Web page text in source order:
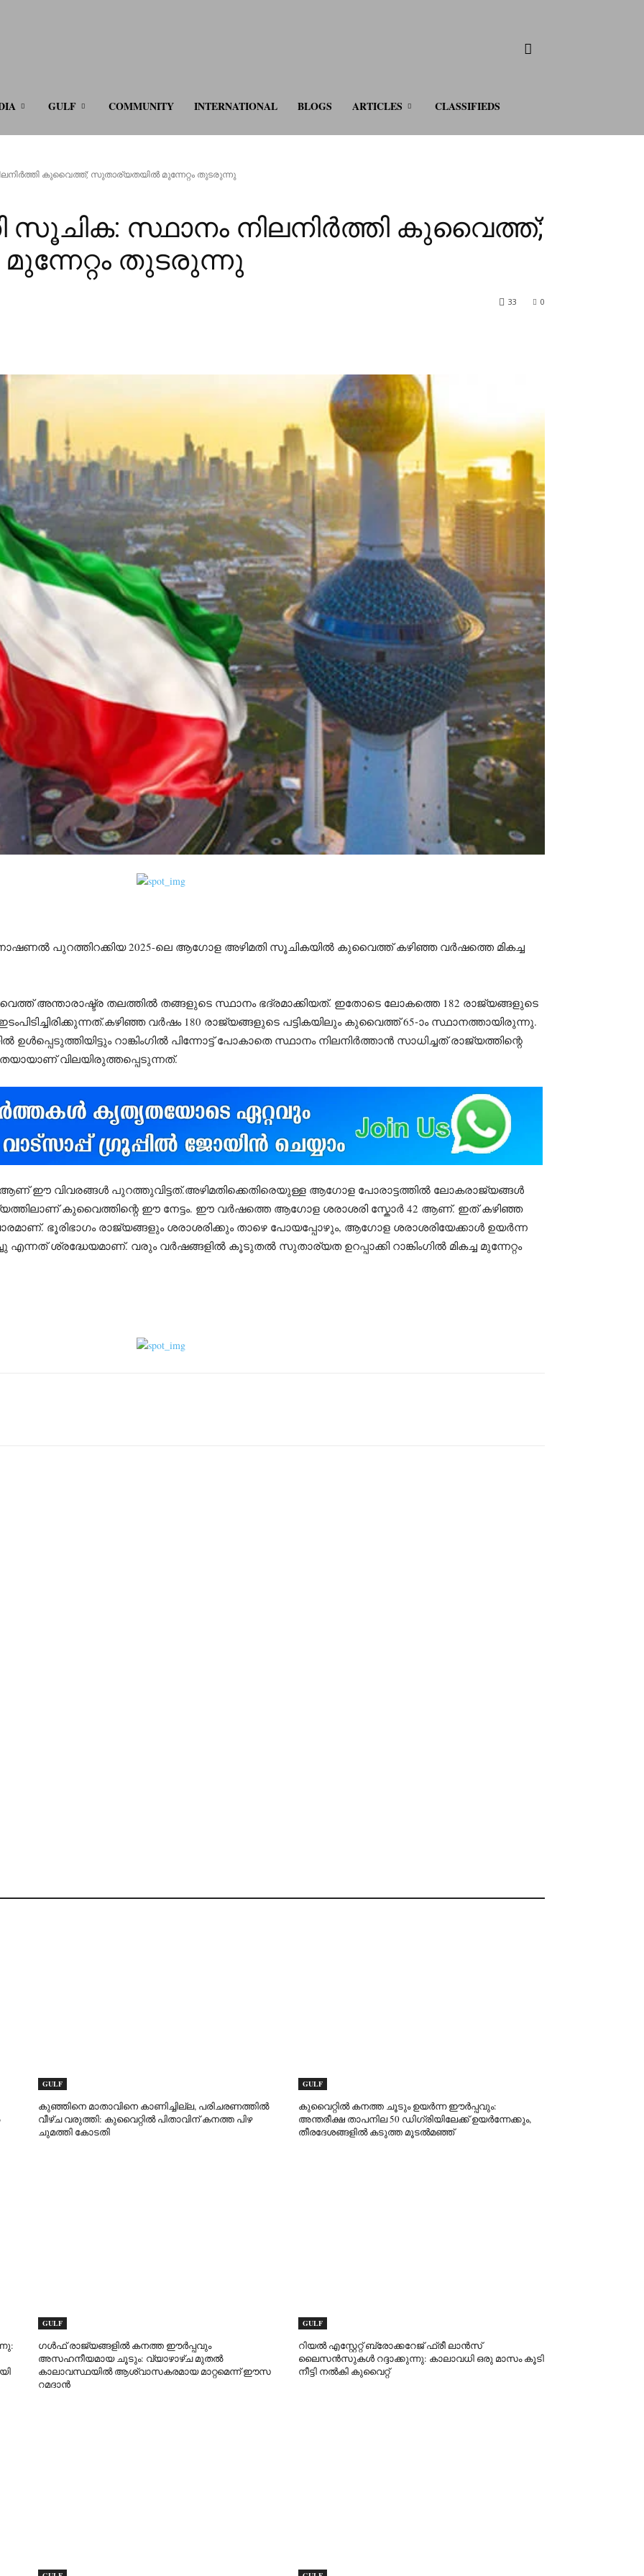
GULF COMMUNITY INTERNATIONAL BLOGS ARTICLES CLASSIFIEDS
കുവൈത്ത്; സുതാര്യതയിൽ മുന്നേറ്റം തുടരുന്നു
സ്ഥാനം നിലനിർത്തി കുവൈത്ത്;
തുടരുന്നു
0
33
പുറത്തിറക്കിയ 2025-ലെ ആഗോള അഴിമതി സൂചികയിൽ കുവൈത്ത് കഴിഞ്ഞ വർഷത്തെ മികച്ച
അന്താരാഷ്ട്ര തലത്തിൽ തങ്ങളുടെ സ്ഥാനം ഭദ്രമാക്കിയത്. ഇതോടെ ലോകത്തെ 182 രാജ്യങ്ങളുടെ
വർഷം 180 രാജ്യങ്ങളുടെ പട്ടികയിലും കുവൈത്ത് 65-ാം സ്ഥാനത്തായിരുന്നു.
റാങ്കിംഗിൽ പിന്നോട്ട് പോകാതെ സ്ഥാനം നിലനിർത്താൻ സാധിച്ചത് രാജ്യത്തിന്റെ
വിലയിരുത്തപ്പെടുന്നത്.
ആണ് ഈ വിവരങ്ങൾ പുറത്തുവിട്ടത്.അഴിമതിക്കെതിരെയുള്ള ആഗോള പോരാട്ടത്തിൽ ലോകരാജ്യങ്ങൾ
കുവൈത്തിന്റെ ഈ നേട്ടം. ഈ വർഷത്തെ ആഗോള ശരാശരി സ്കോർ 42 ആണ്. ഇത് കഴിഞ്ഞ
ഭൂരിഭാഗം രാജ്യങ്ങളും ശരാശരിക്കും താഴെ പോയപ്പോഴും, ആഗോള ശരാശരിയേക്കാൾ ഉയർന്ന
ശ്രദ്ധേയമാണ്. വരും വർഷങ്ങളിൽ കൂടുതൽ സുതാര്യത ഉറപ്പാക്കി റാങ്കിംഗിൽ മികച്ച മുന്നേറ്റം
GULF
കുഞ്ഞിനെ മാതാവിനെ കാണിച്ചില്ല, പരിചരണത്തിൽ
വീഴ്ച വരുത്തി: കുവൈറ്റിൽ പിതാവിന് കനത്ത പിഴ
ചുമത്തി കോടതി
GULF
കുവൈറ്റിൽ കനത്ത ചൂടും ഉയർന്ന ഈർപ്പവും:
അന്തരീക്ഷ താപനില 50 ഡിഗ്രിയിലേക്ക് ഉയർന്നേക്കും,
തീരദേശങ്ങളിൽ കടുത്ത മൂടൽമഞ്ഞ്
GULF
ഗൾഫ് രാജ്യങ്ങളിൽ കനത്ത ഈർപ്പവും
അസഹനീയമായ ചൂടും: വ്യാഴാഴ്ച മുതൽ
കാലാവസ്ഥയിൽ ആശ്വാസകരമായ മാറ്റമെന്ന് ഈസ
റമദാൻ
GULF
റിയൽ എസ്റ്റേറ്റ് ബ്രോക്കറേജ് ഫ്രീ ലാൻസ്
ലൈസൻസുകൾ റദ്ദാക്കുന്നു: കാലാവധി ഒരു മാസം കൂടി
നീട്ടി നൽകി കുവൈറ്റ്